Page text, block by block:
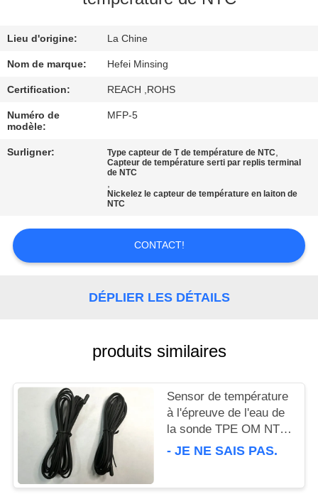
DE
QUALITÉ
CONTACTEZ-
NOUS
NOUVELLES
DEMANDEZ
CITATION
DU
PRIVACY
POLICY
Lieu d'origine: La Chine
Nom de marque: Hefei Minsing
Certification: REACH ,ROHS
Numéro de
modèle:
MFP-5
Surligner: Type capteur de T de température de NTC,
Capteur de température serti par replis terminal
de NTC
,
Nickelez le capteur de température en laiton de
NTC
CONTACT!
DÉPLIER LES DÉTAILS
produits similaires
Sensor de température
à l'épreuve de l'eau de
la sonde TPE OM NTC
isolée unique 6 x 5 x
- JE NE SAIS PAS.